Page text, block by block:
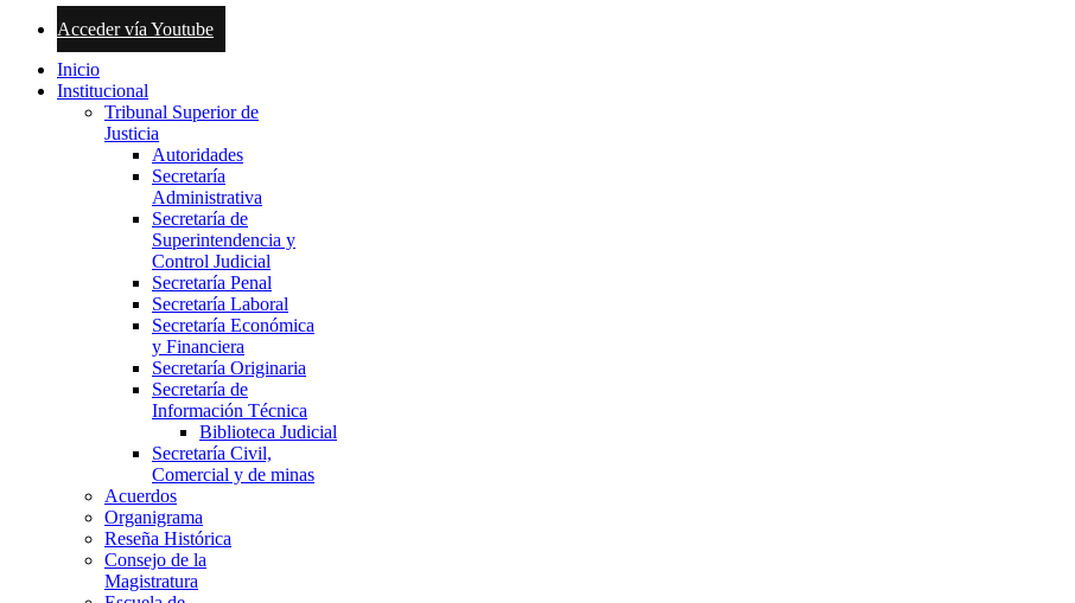
Acceder vía Youtube
Inicio
Institucional
Tribunal Superior de
Justicia
Autoridades
Secretaría
Administrativa
Secretaría de
Superintendencia y
Control Judicial
Secretaría Penal
Secretaría Laboral
Secretaría Económica
y Financiera
Secretaría Originaria
Secretaría de
Información Técnica
Biblioteca Judicial
Secretaría Civil,
Comercial y de minas
Acuerdos
Organigrama
Reseña Histórica
Consejo de la
Magistratura